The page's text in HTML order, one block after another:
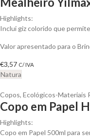
Highlights:
Inclui giz colorido que
Valor apresentado para o
€3,57 C/ IVA
Natura
Copos, Ecológicos-Materiais
Copo em Papel
Highlights:
Copo em Papel 500ml para